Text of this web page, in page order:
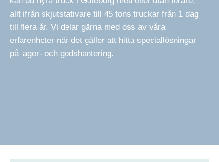
allt ifrån skjutstativare till 45 tons truckar från 1 dag
till flera år. Vi delar gärna med oss av våra
erfarenheter när det gäller att hitta speciallösningar
på lager- och godshantering.